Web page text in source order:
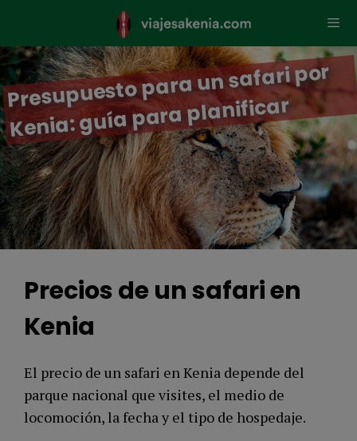
contenido
Presupuesto para un safari por
Kenia: guía para planificar
Precios de un safari en
Kenia
El precio de un safari en Kenia depende del
parque nacional que visites, el medio de
locomoción, la fecha y el tipo de hospedaje.